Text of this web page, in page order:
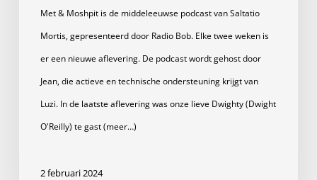
Met & Moshpit is de middeleeuwse podcast van Saltatio
Mortis, gepresenteerd door Radio Bob. Elke twee weken is
er een nieuwe aflevering. De podcast wordt gehost door
Jean, die actieve en technische ondersteuning krijgt van
Luzi. In de laatste aflevering was onze lieve Dwighty (Dwight
O'Reilly) te gast (meer…)
2 februari 2024